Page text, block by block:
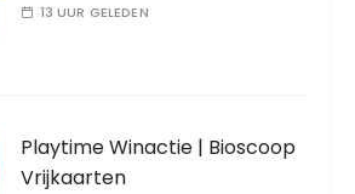
13 UUR GELEDEN
Playtime Winactie | Bioscoop
Vrijkaarten